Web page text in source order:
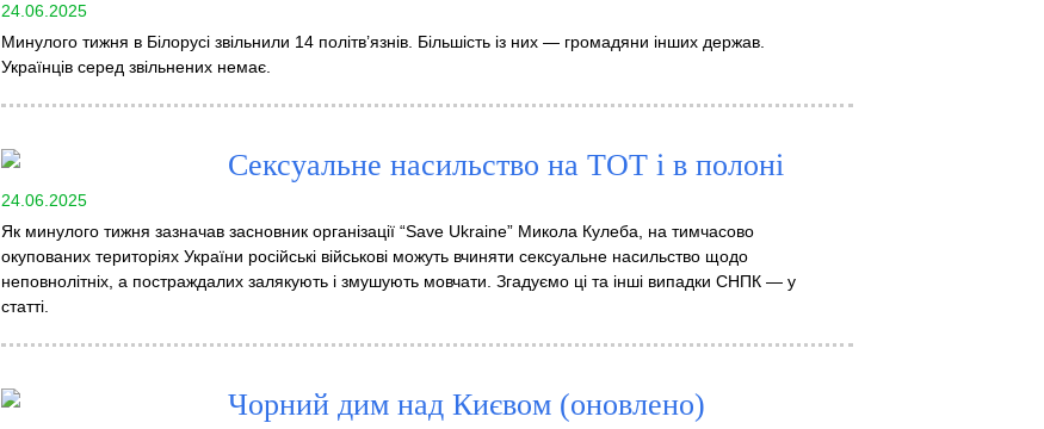
24.06.2025
Минулого тижня в Білорусі звільнили 14 політв’язнів. Більшість із них — громадяни інших держав.
Українців серед звільнених немає.
Сексуальне насильство на ТОТ і в полоні
24.06.2025
Як минулого тижня зазначав засновник організації “Save Ukraine” Микола Кулеба, на тимчасово
окупованих територіях України російські військові можуть вчиняти сексуальне насильство щодо
неповнолітніх, а постраждалих залякують і змушують мовчати. Згадуємо ці та інші випадки СНПК — у
статті.
Чорний дим над Києвом (оновлено)